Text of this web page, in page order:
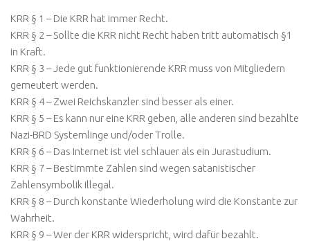
KRR § 1 – Die KRR hat immer Recht.
KRR § 2 – Sollte die KRR nicht Recht haben tritt automatisch §1
in Kraft.
KRR § 3 – Jede gut funktionierende KRR muss von Mitgliedern
gemeutert werden.
KRR § 4 – Zwei Reichskanzler sind besser als einer.
KRR § 5 – Es kann nur eine KRR geben, alle anderen sind bezahlte
Nazi-BRD Systemlinge und/oder Trolle.
KRR § 6 – Das Internet ist viel schlauer als ein Jurastudium.
KRR § 7 – Bestimmte Zahlen sind wegen satanistischer
Zahlensymbolik illegal.
KRR § 8 – Durch konstante Wiederholung wird die Konstante zur
Wahrheit.
KRR § 9 – Wer der KRR widerspricht, wird dafür bezahlt.